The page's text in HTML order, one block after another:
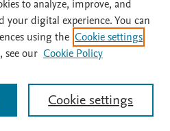
SLU, sus licenciantes y
los derechos, incluidos los de minería
IA y tecnologías similares. Página
gratuita
to analyze, improve, and
your digital experience. You can
using the Cookie settings
our Cookie Policy
Cookie settings